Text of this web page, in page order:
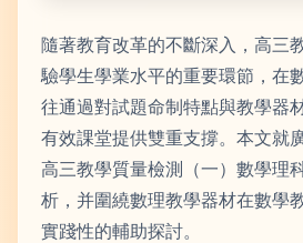
隨著教育改革的不斷深入，高三
驗學生學業水平的重要環節，在
往通過對試題命制特點與教學器
有效課堂提供雙重支撐。本文就
高三教學質量檢測（一）數學理
析，并圍繞數理教學器材在數學
實踐性的輔助探討。